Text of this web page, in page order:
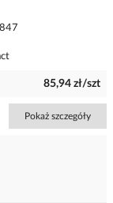
85,94 zł/szt
Pokaż szczegóły